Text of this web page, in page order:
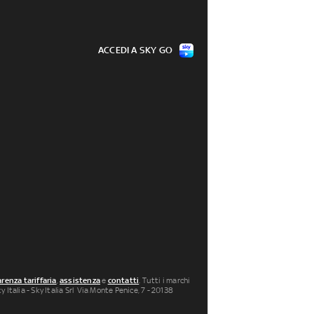
ACCEDI A SKY GO
tariffaria,assistenzae contatti. Tutti i marchi
- Sky Italia Srl Via Monte Penice, 7 - 20138